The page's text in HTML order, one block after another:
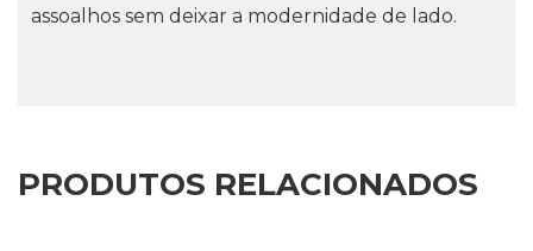
assoalhos sem deixar a modernidade de lado.
PRODUTOS RELACIONADOS